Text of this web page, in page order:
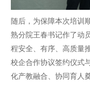
随后，为保障本次培训
熟分院王春书记作了动
程安全、有序、高质量
校企合作协议签约仪式
化产教融合、协同育人